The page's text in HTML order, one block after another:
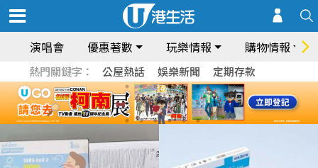
演唱會 優惠著數 玩樂情報 購物情報
熱門關鍵字： 公屋熱話 娛樂新聞 定期存款